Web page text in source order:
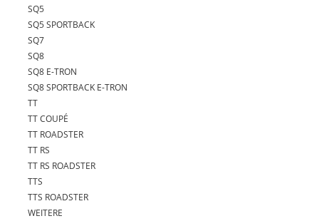
SQ5
SQ5 SPORTBACK
SQ7
SQ8
SQ8 E-TRON
SQ8 SPORTBACK E-TRON
TT
TT COUPÉ
TT ROADSTER
TT RS
TT RS ROADSTER
TTS
TTS ROADSTER
WEITERE